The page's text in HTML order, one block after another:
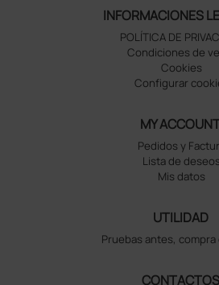
INFORMACIONES
POLÍTICA DE
Condiciones de
Cookies
Configurar
MY
Pedidos y
Lista de deseos
Mis datos
UTILIDAD
Pruebas antes,
CONTACTOS